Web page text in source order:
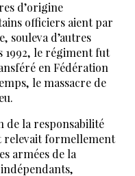
d’origine
officiers aient par
souleva d’autres
le régiment fut
en Fédération
le massacre de
de la responsabilité
relevait formellement
armées de la